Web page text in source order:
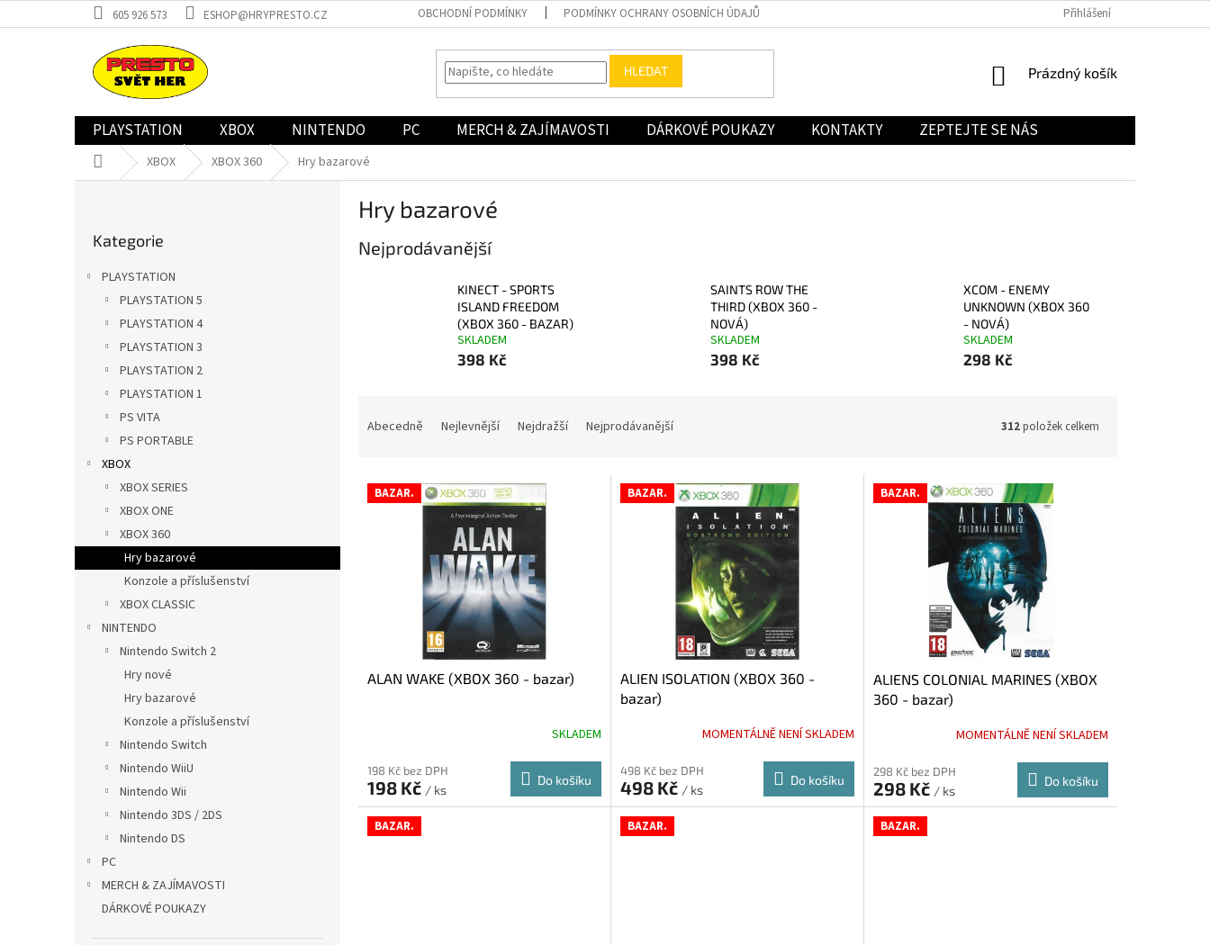
na
605 926 573 ESHOP@HRYPRESTO.CZ OBCHODNÍ PODMÍNKY PODMÍNKY OCHRANY OSOBNÍCH ÚDAJŮ Přihlášení
HLEDAT
NÁKUPNÍ
Prázdný košík
PLAYSTATION XBOX NINTENDO PC MERCH & ZAJÍMAVOSTI DÁRKOVÉ POUKAZY KONTAKTY ZEPTEJTE SE NÁS
Domů XBOX XBOX 360 Hry bazarové
kategorie
Kategorie
PLAYSTATION
PLAYSTATION 5
PLAYSTATION 4
PLAYSTATION 3
PLAYSTATION 2
PLAYSTATION 1
PS VITA
PS PORTABLE
XBOX
XBOX SERIES
XBOX ONE
XBOX 360
Hry bazarové
Konzole a příslušenství
XBOX CLASSIC
NINTENDO
Nintendo Switch 2
Hry nové
Hry bazarové
Konzole a příslušenství
Nintendo Switch
Nintendo WiiU
Nintendo Wii
Nintendo 3DS / 2DS
Nintendo DS
PC
MERCH & ZAJÍMAVOSTI
DÁRKOVÉ POUKAZY
Hry bazarové
Nejprodávanější
KINECT - SPORTS
ISLAND FREEDOM
(XBOX 360 - BAZAR)
SKLADEM
398 Kč
SAINTS ROW THE
THIRD (XBOX 360 -
NOVÁ)
SKLADEM
398 Kč
XCOM - ENEMY
UNKNOWN (XBOX 360
- NOVÁ)
SKLADEM
298 Kč
n
Abecedně Nejlevnější Nejdražší Nejprodávanější 312položek celkem
V BAZAR.
ALAN WAKE (XBOX 360 - bazar)
SKLADEM
198 Kč bez DPH
198 Kč / ks
Do košíku
BAZAR.
ALIEN ISOLATION (XBOX 360 -
bazar)
MOMENTÁLNĚ NENÍ SKLADEM
498 Kč bez DPH
498 Kč / ks
Do košíku
BAZAR.
ALIENS COLONIAL MARINES (XBOX
360 - bazar)
MOMENTÁLNĚ NENÍ SKLADEM
298 Kč bez DPH
298 Kč / ks
Do košíku
BAZAR. BAZAR. BAZAR.